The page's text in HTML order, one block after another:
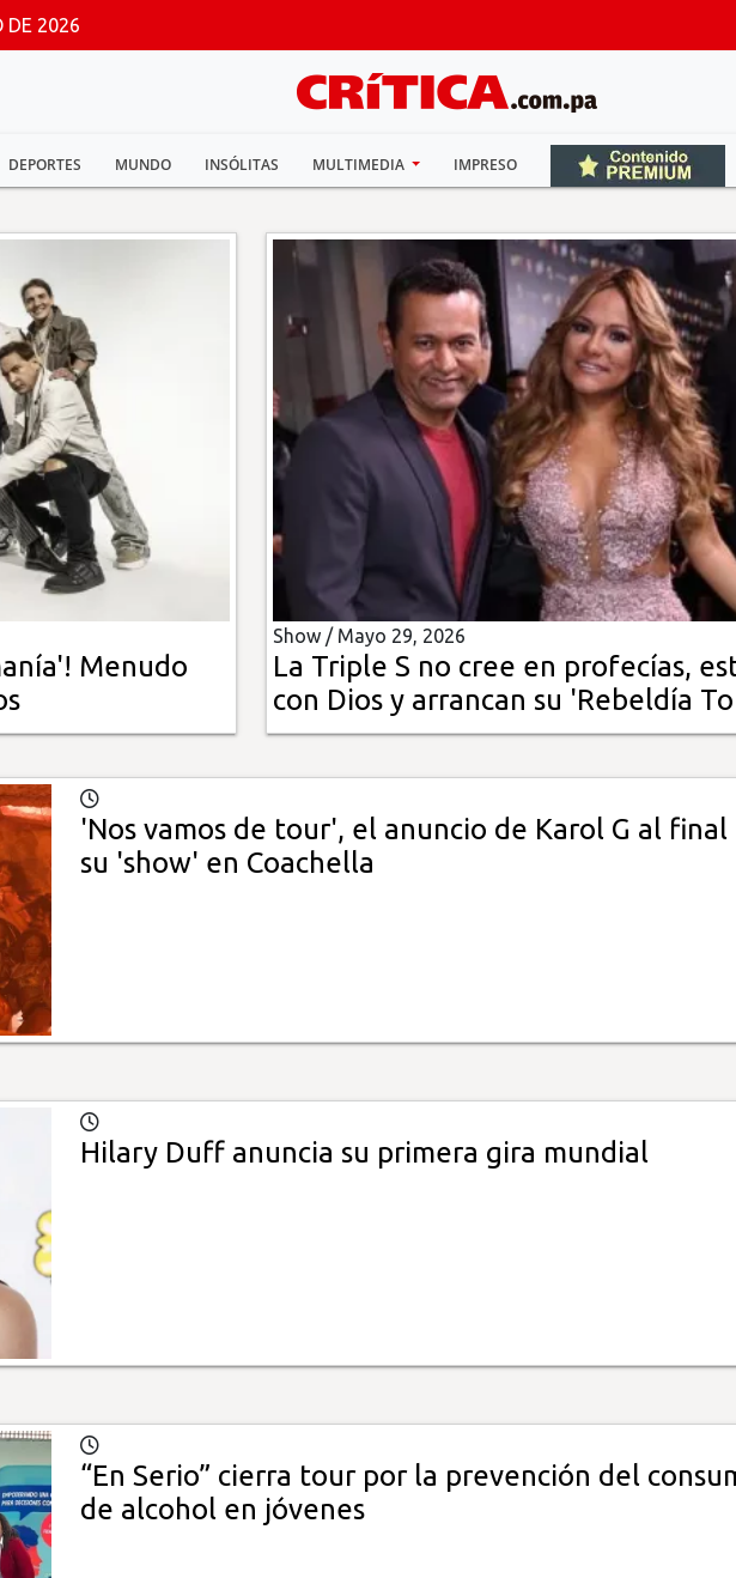
DE 2026
DEPORTES MUNDO INSÓLITAS MULTIMEDIA IMPRESO
Menudo
Show / Mayo 29, 2026
La Triple S no cree en profecías,
con Dios y arrancan su 'Rebeldía
'Nos vamos de tour', el anuncio de Karol G al final
su 'show' en Coachella
Hilary Duff anuncia su primera gira mundial
“En Serio” cierra tour por la prevención del
de alcohol en jóvenes